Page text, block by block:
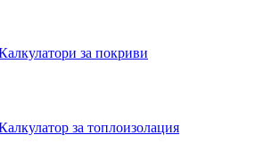
за покриви
за топлоизолация